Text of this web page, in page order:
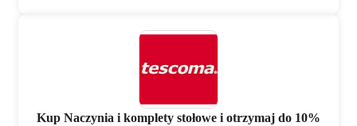
Kup Naczynia i komplety stołowe i otrzymaj do 10%